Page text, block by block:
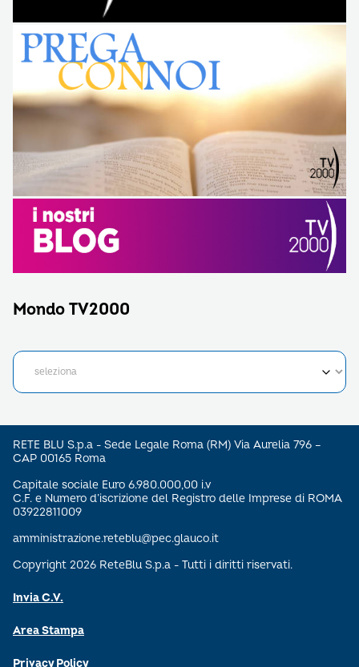
Mondo TV2000
RETE BLU S.p.a - Sede Legale Roma (RM) Via Aurelia 796 –
CAP 00165 Roma
Capitale sociale Euro 6.980.000,00 i.v
C.F. e Numero d’iscrizione del Registro delle Imprese di ROMA
03922811009
amministrazione.reteblu@pec.glauco.it
Copyright 2026 ReteBlu S.p.a - Tutti i diritti riservati.
Invia C.V.
Area Stampa
Privacy Policy